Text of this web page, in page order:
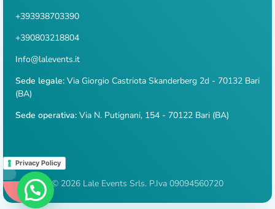
+393938703390
+390803218804
Info@lalevents.it
Sede legale: Via Giorgio Castriota Skanderberg 2d - 70132 Bari
(BA)
Sede operativa: Via N. Putignani, 154 - 70122 Bari (BA)
Privacy Policy
© 2026 Lale Events Srls. P.Iva 09094560720